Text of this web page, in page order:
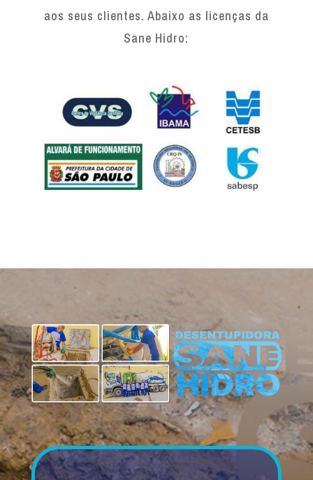
aos seus clientes. Abaixo as licenças da
Sane Hidro: